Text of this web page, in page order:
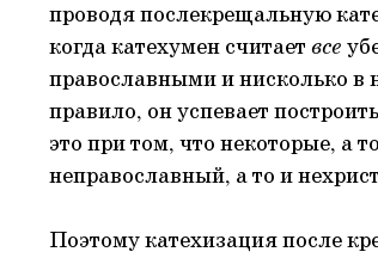
проводя послекрещальную
когда катехумен считает все
православными и нисколько в
правило, он успевает
это при том, что некоторые, а
неправославный, а то и
Поэтому катехизация после